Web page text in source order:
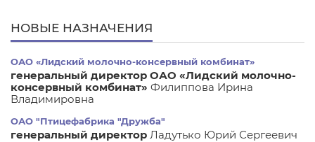
НОВЫЕ НАЗНАЧЕНИЯ
ОАО «Лидский молочно-консервный комбинат»
генеральный директор ОАО «Лидский молочно-
консервный комбинат» Филиппова Ирина
Владимировна
ОАО "Птицефабрика "Дружба"
генеральный директор Ладутько Юрий Сергеевич